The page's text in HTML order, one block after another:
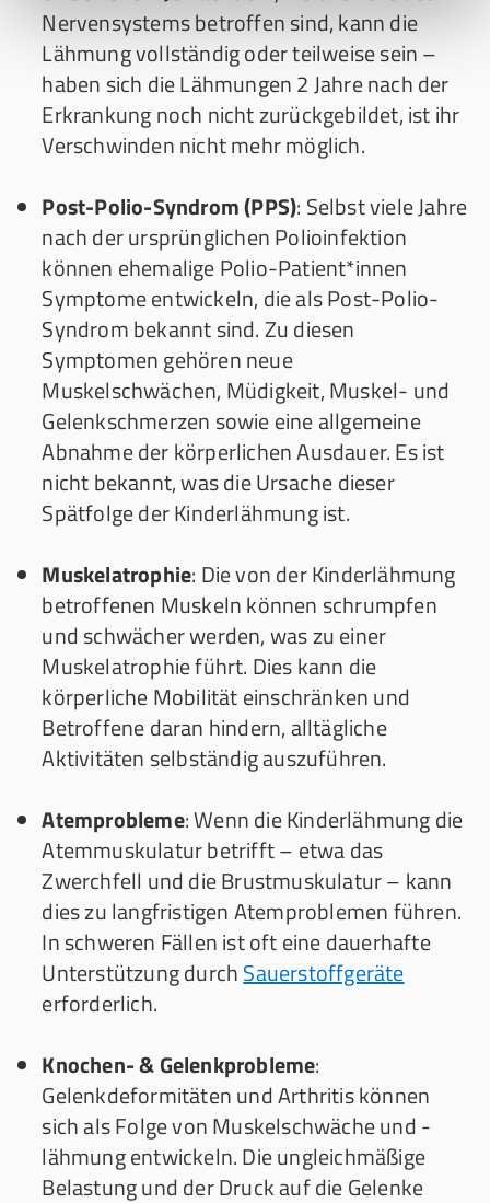
Nervensystems betroffen sind, kann die
Lähmung vollständig oder teilweise sein –
haben sich die Lähmungen 2 Jahre nach der
Erkrankung noch nicht zurückgebildet, ist ihr
Verschwinden nicht mehr möglich.
Post-Polio-Syndrom (PPS): Selbst viele Jahre
nach der ursprünglichen Polioinfektion
können ehemalige Polio-Patient*innen
Symptome entwickeln, die als Post-Polio-
Syndrom bekannt sind. Zu diesen
Symptomen gehören neue
Muskelschwächen, Müdigkeit, Muskel- und
Gelenkschmerzen sowie eine allgemeine
Abnahme der körperlichen Ausdauer. Es ist
nicht bekannt, was die Ursache dieser
Spätfolge der Kinderlähmung ist.
Muskelatrophie: Die von der Kinderlähmung
betroffenen Muskeln können schrumpfen
und schwächer werden, was zu einer
Muskelatrophie führt. Dies kann die
körperliche Mobilität einschränken und
Betroffene daran hindern, alltägliche
Aktivitäten selbständig auszuführen.
Atemprobleme: Wenn die Kinderlähmung die
Atemmuskulatur betrifft – etwa das
Zwerchfell und die Brustmuskulatur – kann
dies zu langfristigen Atemproblemen führen.
In schweren Fällen ist oft eine dauerhafte
Unterstützung durchSauerstoffgeräte
erforderlich.
Knochen- & Gelenkprobleme:
Gelenkdeformitäten und Arthritis können
sich als Folge von Muskelschwäche und -
lähmung entwickeln. Die ungleichmäßige
Belastung und der Druck auf die Gelenke